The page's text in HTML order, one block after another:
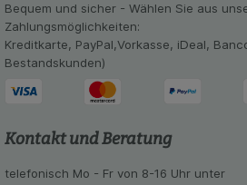
Bequem und sicher - Wählen Sie aus
Zahlungsmöglichkeiten:
Kreditkarte, PayPal,Vorkasse, iDeal,
Bestandskunden)
Kontakt und Beratung
telefonisch Mo - Fr von 8-16 Uhr unter